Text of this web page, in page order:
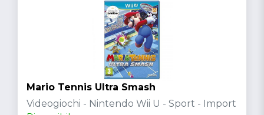
Mario Tennis Ultra Smash
Videogiochi - Nintendo Wii U - Sport - Import